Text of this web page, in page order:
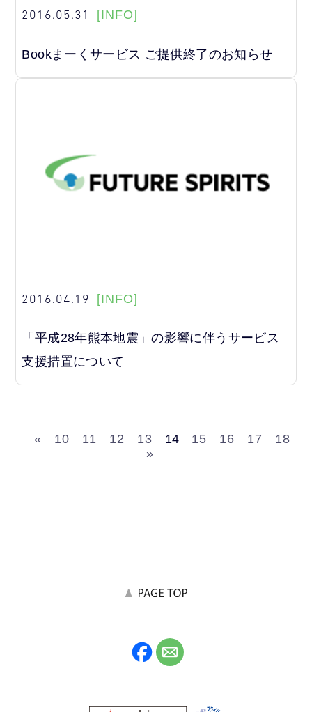
2016.05.31 [INFO]
Bookまーくサービス ご提供終了のお知らせ
2016.04.19 [INFO]
「平成28年熊本地震」の影響に伴うサービス
支援措置について
« 10 11 12 13 14 15 16 17
18
»